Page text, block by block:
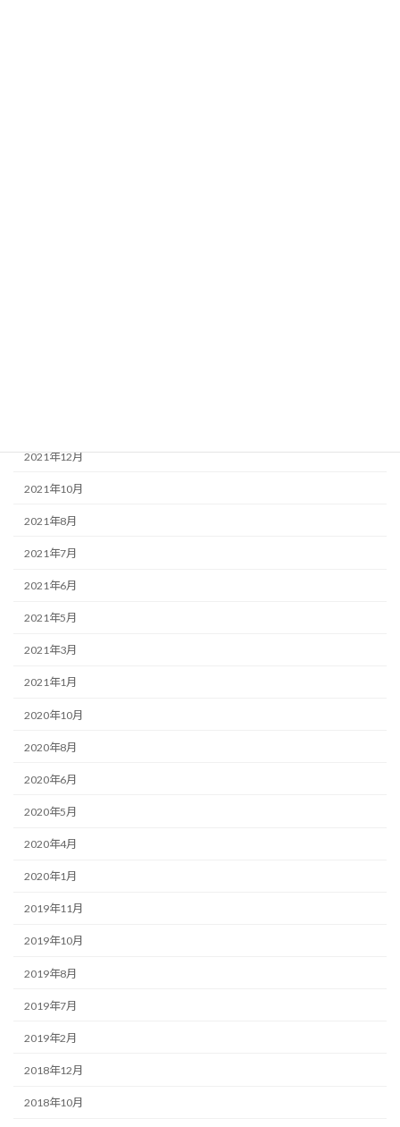
2021年12月
2021年10月
2021年8月
2021年7月
2021年6月
2021年5月
2021年3月
2021年1月
2020年10月
2020年8月
2020年6月
2020年5月
2020年4月
2020年1月
2019年11月
2019年10月
2019年8月
2019年7月
2019年2月
2018年12月
2018年10月